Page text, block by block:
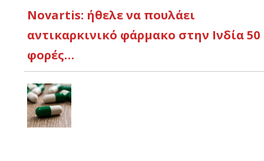
Novartis: ήθελε να πουλάει
αντικαρκινικό φάρμακο στην Ινδία 50
φορές…